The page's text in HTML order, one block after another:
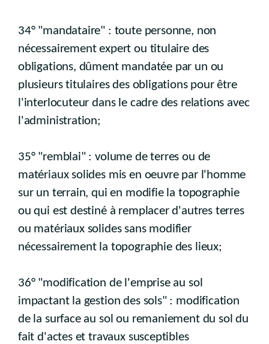
34° "mandataire" : toute personne, non
nécessairement expert ou titulaire des
obligations, dûment mandatée par un ou
plusieurs titulaires des obligations pour être
l'interlocuteur dans le cadre des relations avec
l'administration;
35° "remblai" : volume de terres ou de
matériaux solides mis en oeuvre par l'homme
sur un terrain, qui en modifie la topographie
ou qui est destiné à remplacer d'autres terres
ou matériaux solides sans modifier
nécessairement la topographie des lieux;
36° "modification de l'emprise au sol
impactant la gestion des sols" : modification
de la surface au sol ou remaniement du sol du
fait d'actes et travaux susceptibles